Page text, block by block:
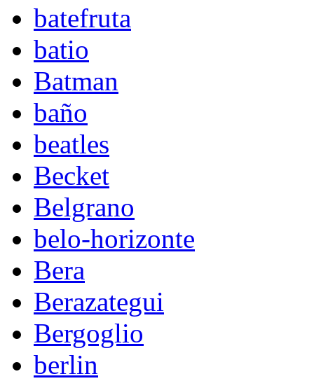
batefruta
batio
Batman
baño
beatles
Becket
Belgrano
belo-horizonte
Bera
Berazategui
Bergoglio
berlin